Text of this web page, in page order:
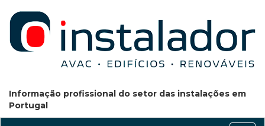
Informação profissional do setor das instalações em
Portugal